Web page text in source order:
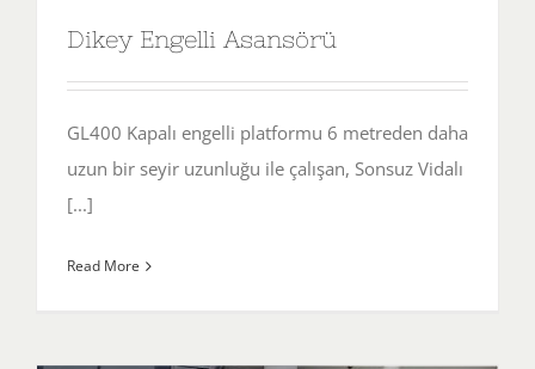
Dikey Engelli Asansörü
GL400 Kapalı engelli platformu 6 metreden daha
uzun bir seyir uzunluğu ile çalışan, Sonsuz Vidalı
[...]
Read More